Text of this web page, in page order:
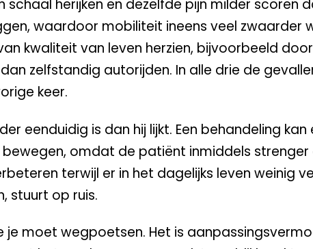
herijken en dezelfde pijn milder scoren
waardoor mobiliteit ineens veel zwaarder
kwaliteit van leven herzien, bijvoorbeeld
zelfstandig autorijden. In alle drie de
keer.
eenduidig is dan hij lijkt. Een behandeling kan
omdat de patiënt inmiddels
terwijl er in het dagelijks leven weinig
stuurt op ruis.
moet wegpoetsen. Het is